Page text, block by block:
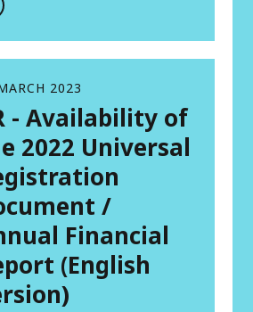
2023
- Availability of
2022 Universal
/
Financial
(English